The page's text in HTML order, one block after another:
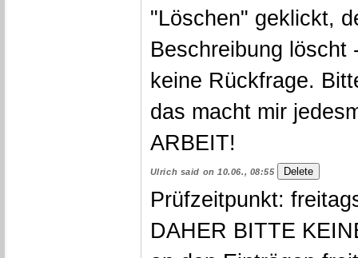
"Löschen" geklickt,
Beschreibung löscht
keine Rückfrage.
das macht mir
ARBEIT!
Ulrich said on 10.06., 08:55
Prüfzeitpunkt:
DAHER BITTE